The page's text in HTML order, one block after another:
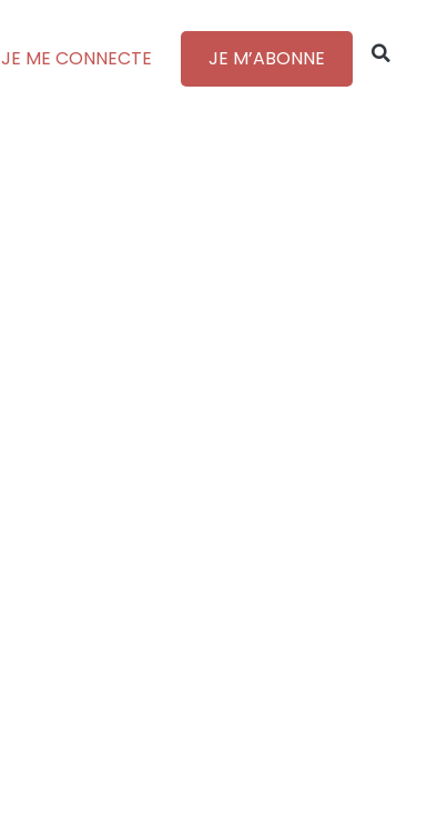
JE ME CONNECTE JE M’ABONNE